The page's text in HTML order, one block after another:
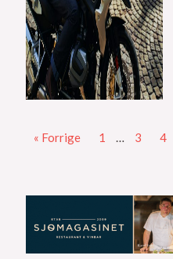
« Forrige 1 … 3 4